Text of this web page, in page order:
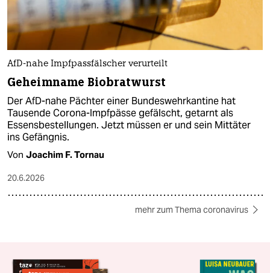
AfD-nahe Impfpassfälscher verurteilt
Geheimname Biobratwurst
Der AfD-nahe Pächter einer Bundeswehrkantine hat
Tausende Corona-Impfpässe gefälscht, getarnt als
Essensbestellungen. Jetzt müssen er und sein Mittäter
ins Gefängnis.
Von Joachim F. Tornau
20.6.2026
mehr zum Thema coronavirus